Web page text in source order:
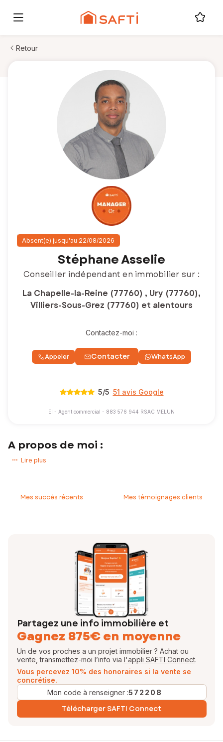
Retour
Absent(e) jusqu'au 22/08/2026
Stéphane Asselie
Conseiller indépendant en immobilier sur :
La Chapelle-la-Reine (77760) , Ury (77760),
Villiers-Sous-Grez (77760) et alentours
Contactez-moi :
Appeler Contacter WhatsApp
5/5 51 avis Google
EI - Agent commercial - 883 576 944 RSAC MELUN
A propos de moi :
Bonjour et bienvenue chez SAFTI,
Vous avez besoin de conseils, d'un accompagnement pour réaliser
votre projet immobilier?
N'hésitez pas à sauter le pas, je vous dis à très vite.
Conseiller Indépendant en Immobilier
EI - Agent commercial - 883 576 944 RSAC MELUN
Lire plus
Mes succès récents Mes témoignages clients
Partagez une info immobilière et
Gagnez 875€ en moyenne
Un de vos proches a un projet immobilier ? Achat ou
vente, transmettez-moi l’info via l'appli SAFTI Connect.
Vous percevez 10% des honoraires si la vente se
concrétise.
Mon code à renseigner :572208
Télécharger SAFTI Connect